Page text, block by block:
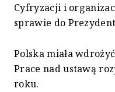
Cyfryzacji i
sprawie do
Polska miała
Prace nad ustawą
roku.